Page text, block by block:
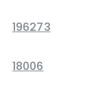
196273
18006